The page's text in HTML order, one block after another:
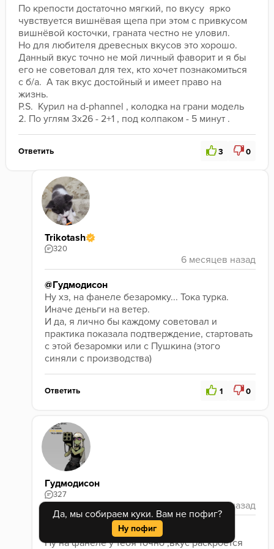
Да, мы собираем куки. Вам не пофиг?
Ну пофиг
По крепости достаточно мягкий, по вкусу  ярко
чувствуется вишнёвая щепа при этом с привкусом
вишнёвой косточки, граната честно не уловил.
Но для любителя древесных вкусов это хорошо.
Данный вкус точно не мой личный фаворит и я бы
его не советовал для тех, кто хочет познакомиться
с б/а.  А так вкус достойный и имеет право на
жизнь.
P.S.  Курил на d-phannel , колодка на грани модель
2. По углям 3x26 - 2+1 , под колпаком - 5 минут .
Ответить 3 0
Trikotash
320
@Гудмодисон
Ну хз, на фанеле безаромку... Тока турка.
Иначе деньги на ветер.
И да, я лично бы каждому советовал и
практика показала подтверждение, стартовать
с этой безаромки или с Пушкина (этого
синяли с производства)
Ответить 1 0
Гудмодисон
327
Ну на фанеле у тебя точно ,вкус раскроется